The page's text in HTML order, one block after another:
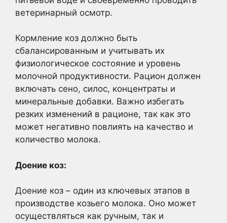
ветеринарный осмотр.
Кормление коз должно быть
сбалансированным и учитывать их
физиологическое состояние и уровень
молочной продуктивности. Рацион должен
включать сено, силос, концентраты и
минеральные добавки. Важно избегать
резких изменений в рационе, так как это
может негативно повлиять на качество и
количество молока.
Доение коз:
Доение коз – один из ключевых этапов в
производстве козьего молока. Оно может
осуществляться как ручным, так и